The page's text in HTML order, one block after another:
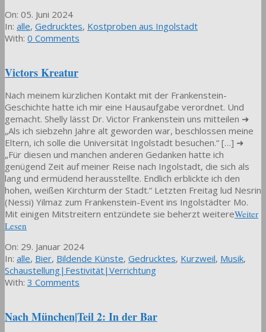
2024-
06-
05
On: 05. Juni 2024
In: alle, Gedrucktes, Kostproben aus Ingolstadt
With: 0 Comments
Victors Kreatur
Nach meinem kürzlichen Kontakt mit der Frankenstein-
Geschichte hatte ich mir eine Hausaufgabe verordnet. Und
gemacht. Shelly lässt Dr. Victor Frankenstein uns mitteilen ➜
„Als ich siebzehn Jahre alt geworden war, beschlossen meine
Eltern, ich solle die Universität Ingolstadt besuchen.“ […] ➜
„Für diesen und manchen anderen Gedanken hatte ich
genügend Zeit auf meiner Reise nach Ingolstadt, die sich als
lang und ermüdend herausstellte. Endlich erblickte ich den
hohen, weißen Kirchturm der Stadt.“ Letzten Freitag lud Nesrin
(Nessi) Yilmaz zum Frankenstein-Event ins Ingolstädter Mo.
Mit einigen Mitstreitern entzündete sie beherzt weitereWeiter
Lesen
2024-
01-
29
On: 29. Januar 2024
In: alle, Bier, Bildende Künste, Gedrucktes, Kurzweil, Musik,
Schaustellung|Festivität|Verrichtung
With: 3 Comments
Nach München|Teil 2: In der Bar